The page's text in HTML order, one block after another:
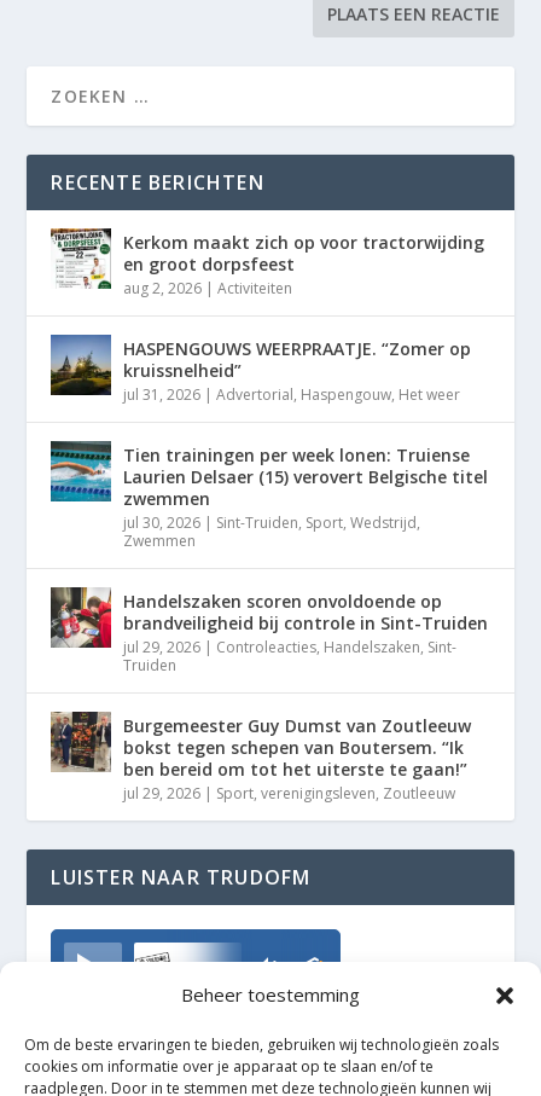
Beheer toestemming
Om de beste ervaringen te bieden, gebruiken wij technologieën zoals
cookies om informatie over je apparaat op te slaan en/of te
raadplegen. Door in te stemmen met deze technologieën kunnen wij
RECENTE BERICHTEN
Kerkom maakt zich op voor tractorwijding
en groot dorpsfeest
aug 2, 2026 |Activiteiten
HASPENGOUWS WEERPRAATJE. “Zomer op
kruissnelheid”
jul 31, 2026 |Advertorial, Haspengouw, Het weer
Tien trainingen per week lonen: Truiense
Laurien Delsaer (15) verovert Belgische titel
zwemmen
jul 30, 2026 | Sint-Truiden, Sport,Wedstrijd,
Zwemmen
Handelszaken scoren onvoldoende op
brandveiligheid bij controle in Sint-Truiden
jul 29, 2026 | Controleacties, Handelszaken, Sint-
Truiden
Burgemeester Guy Dumst van Zoutleeuw
bokst tegen schepen van Boutersem. “Ik
ben bereid om tot het uiterste te gaan!”
jul 29, 2026 | Sport,verenigingsleven, Zoutleeuw
LUISTER NAAR TRUDOFM
TrudoFM